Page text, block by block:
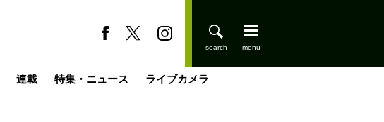
連載 特集・ニュース ライブカメラ